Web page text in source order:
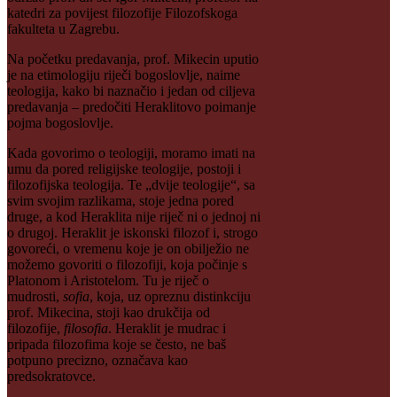
katedri za povijest filozofije Filozofskoga
fakulteta u Zagrebu.
Na početku predavanja, prof. Mikecin uputio
je na etimologiju riječi bogoslovlje, naime
teologija, kako bi naznačio i jedan od ciljeva
predavanja – predočiti Heraklitovo poimanje
pojma bogoslovlje.
Kada govorimo o teologiji, moramo imati na
umu da pored religijske teologije, postoji i
filozofijska teologija. Te „dvije teologije“, sa
svim svojim razlikama, stoje jedna pored
druge, a kod Heraklita nije riječ ni o jednoj ni
o drugoj. Heraklit je iskonski filozof i, strogo
govoreći, o vremenu koje je on obilježio ne
možemo govoriti o filozofiji, koja počinje s
Platonom i Aristotelom. Tu je riječ o
mudrosti, sofia, koja, uz opreznu distinkciju
prof. Mikecina, stoji kao drukčija od
filozofije, filosofia. Heraklit je mudrac i
pripada filozofima koje se često, ne baš
potpuno precizno, označava kao
predsokratovce.